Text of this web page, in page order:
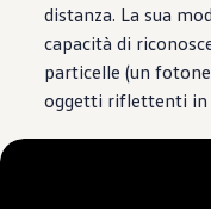
distanza. La sua
capacità di
particelle (un
oggetti riflettenti in